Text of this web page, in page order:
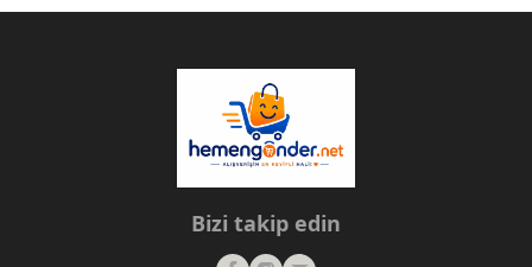
Bizi takip edin